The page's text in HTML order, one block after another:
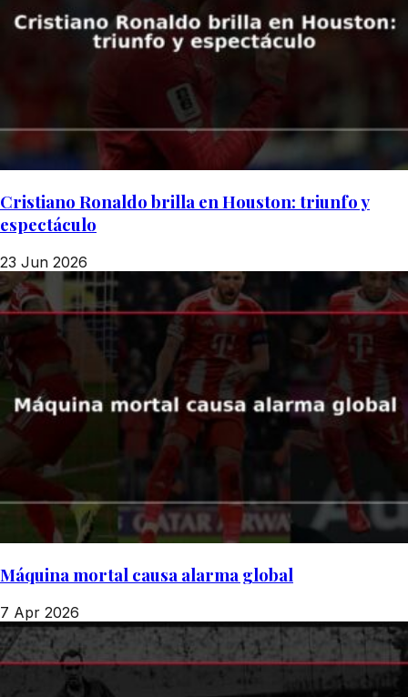
Cristiano Ronaldo brilla en Houston: triunfo y
espectáculo
23 Jun 2026
Máquina mortal causa alarma global
7 Apr 2026